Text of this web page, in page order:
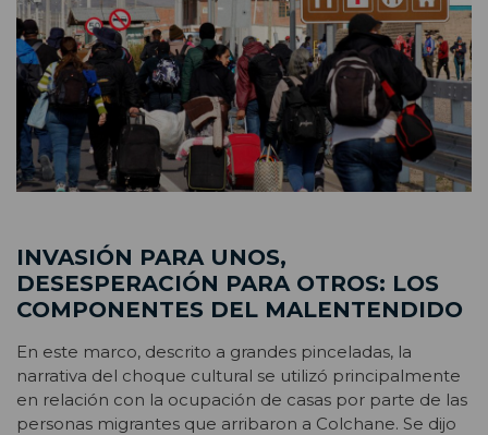
INVASIÓN PARA UNOS,
DESESPERACIÓN PARA OTROS: LOS
COMPONENTES DEL MALENTENDIDO
En este marco, descrito a grandes pinceladas, la
narrativa del choque cultural se utilizó principalmente
en relación con la ocupación de casas por parte de las
personas migrantes que arribaron a Colchane. Se dijo